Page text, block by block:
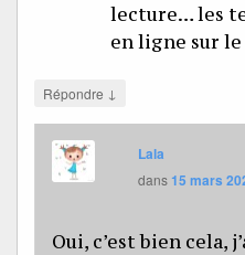
lecture… les
en ligne sur le
Répondre ↓
Lala
dans15 mars
Oui, c’est bien cela,